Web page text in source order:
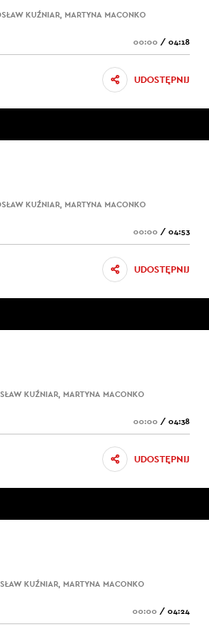
KUŹNIAR, MARTYNA MACONKO
00:00 / 04:18
UDOSTĘPNIJ
KUŹNIAR, MARTYNA MACONKO
00:00 / 04:53
UDOSTĘPNIJ
KUŹNIAR, MARTYNA MACONKO
00:00 / 04:38
UDOSTĘPNIJ
KUŹNIAR, MARTYNA MACONKO
00:00 / 04:24